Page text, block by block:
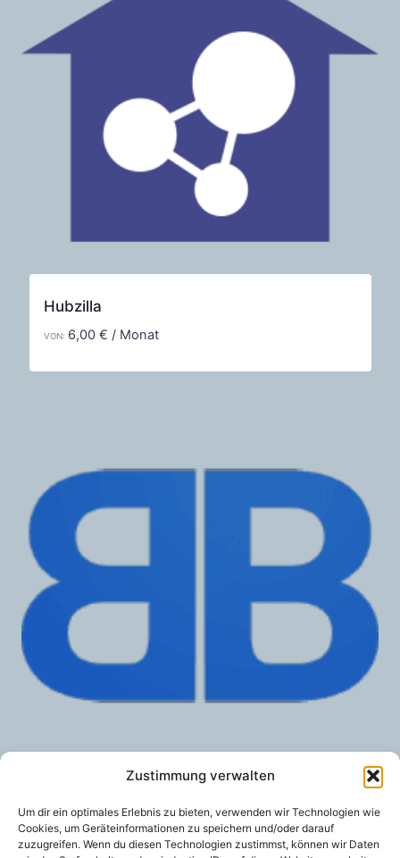
Zustimmung verwalten
Um dir ein optimales Erlebnis zu bieten, verwenden wir Technologien wie
Cookies, um Geräteinformationen zu speichern und/oder darauf
zuzugreifen. Wenn du diesen Technologien zustimmst, können wir Daten
Hubzilla
VON: 6,00 € / Monat
VON: 7,00€ / Monat